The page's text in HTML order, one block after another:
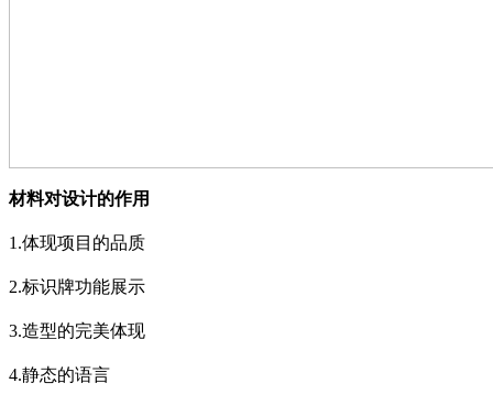
材料对设计的作用
1.体现项目的品质
2.标识牌功能展示
3.造型的完美体现
4.静态的语言